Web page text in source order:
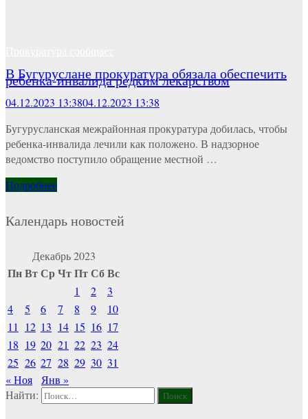
В Бугуруслане прокуратура обязала обеспечить
ребенка-инвалида редким лекарством
04.12.2023 13:3804.12.2023 13:38
Бугурусланская межрайонная прокуратура добилась, чтобы
ребенка-инвалида лечили как положено. В надзорное
ведомство поступило обращение местной …
Подробнее
Календарь новостей
Декабрь 2023
ПнВтСрЧтПтСбВс
1 2
3
4
5 6 7 8 9
10
11
12 13 14 15 16 17
18 19 20 21 22 23 24
25 26 27 28 29 30 31
« Ноя
Янв »
Найти: